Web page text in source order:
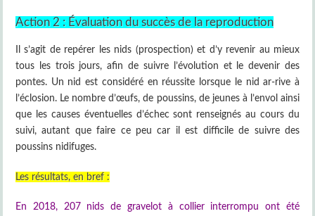
Action 2 : Évaluation du succès de la reproduction
Il s’agit de repérer les nids (prospection) et d’y revenir au mieux
tous les trois jours, afin de suivre l’évolution et le devenir des
pontes. Un nid est considéré en réussite lorsque le nid ar-rive à
l’éclosion. Le nombre d’œufs, de poussins, de jeunes à l’envol ainsi
que les causes éventuelles d’échec sont renseignés au cours du
suivi, autant que faire ce peu car il est difficile de suivre des
poussins nidifuges.
Les résultats, en bref :
En 2018, 207 nids de gravelot à collier interrompu ont été